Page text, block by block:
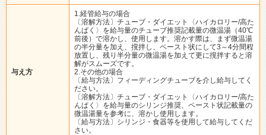
与え方
1.経管給与の場合
〔溶解方法〕チューブ・ダイエット〈ハイカロリー/高た
んぱく〉を給与量のチューブ推奨記載量の微温湯（40℃
前後）で溶かし、使用します。溶かす際は、まず微温湯
の半分量を加え、撹拌し、ペースト状にして3～4分間程
放置し、残り半分量の微温湯を加えて更に撹拌すると溶
解がスムーズです。
2.その他の場合
〔給与方法〕フィーディングチューブを介し給与してく
ださい。
〔溶解方法〕チューブ・ダイエット〈ハイカロリー/高た
んぱく〉を給与量のシリンジ推奨、ペースト状記載量の
微温湯量を参考に、溶かし使用します。
〔給与方法〕シリンジ・食器等を使用して給与してくだ
さい。